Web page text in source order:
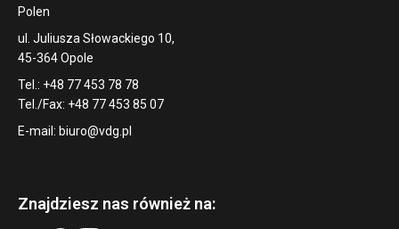
Polen
ul. Juliusza Słowackiego 10,
45-364 Opole
Tel.: +48 77 453 78 78
Tel./Fax: +48 77 453 85 07
E-mail: biuro@vdg.pl
Znajdziesz nas również na: